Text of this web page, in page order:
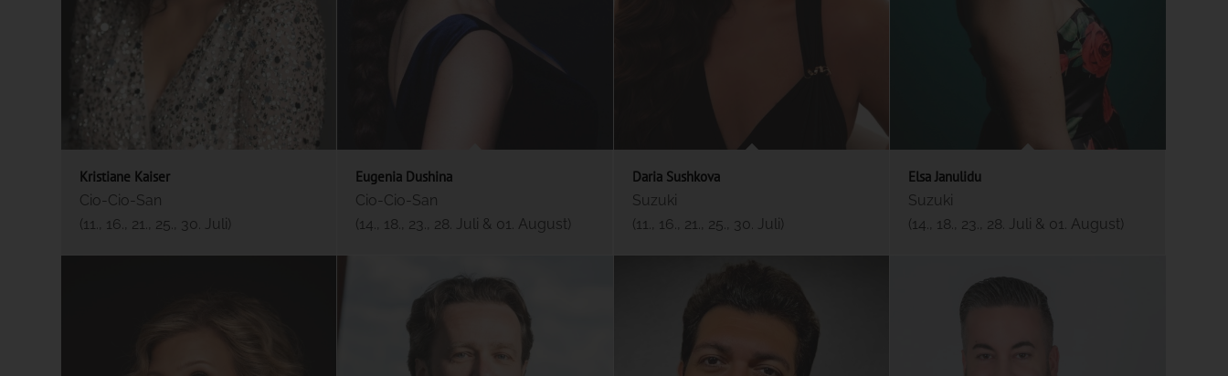
Kristiane Kaiser
Cio-Cio-San
(11., 16., 21., 25., 30. Juli)
Eugenia Dushina
Cio-Cio-San
(14., 18., 23., 28. Juli & 01. August)
Daria Sushkova
Suzuki
(11., 16., 21., 25., 30. Juli)
Elsa Janulidu
Suzuki
(14., 18., 23., 28. Juli & 01. August)